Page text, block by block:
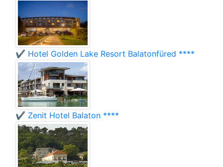
✔️ Hotel Golden Lake Resort Balatonfüred ****
✔️ Zenit Hotel Balaton ****